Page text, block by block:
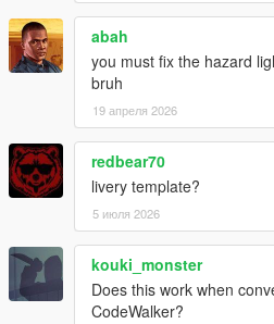
abah
you must fix the hazard
bruh
19 апреля 2026
redbear70
livery template?
5 июля 2026
kouki_monster
Does this work when
CodeWalker?